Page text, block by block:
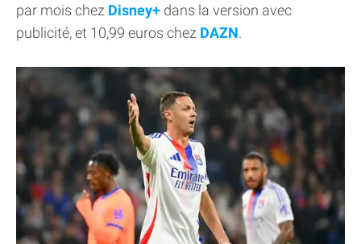
par mois chez Disney+ dans la version avec
publicité, et 10,99 euros chez DAZN.